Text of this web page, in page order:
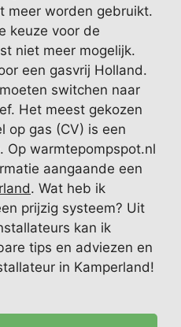
meer worden gebruikt.
keuze voor de
niet meer mogelijk.
een gasvrij Holland.
switchen naar
Het meest gekozen
op gas (CV) is een
Op warmtepompspot.nl
aangaande een
. Wat heb ik
prijzig systeem? Uit
kan ik
tips en adviezen en
in Kamperland!